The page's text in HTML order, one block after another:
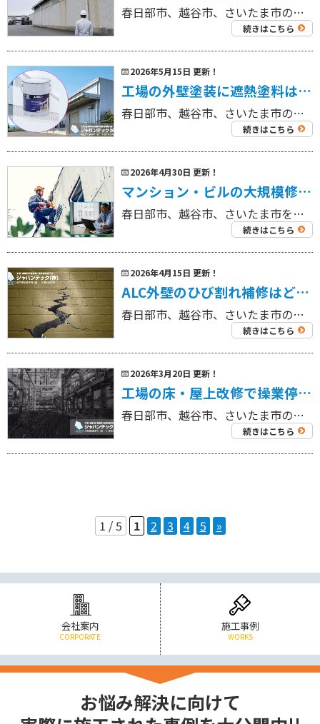
春日部市、越谷市、さいたま市の工場を中心に外壁塗装工事・屋根塗装工事、リフォーム工事を専門にしている 工場・倉庫の外壁塗装・屋根塗装専門店ジャパンテック（株）です！ 代表取締役の奈良部です！ 工場の雨漏りは、一般住宅の雨 […]
続きはこちら
2026年5月15日 更新！
工場の外壁塗装に遮熱塗料は必要？暑さ対策とメンテナンスを同時に考えるポイント
春日部市、越谷市、さいたま市の工場を中心に外壁塗装工事・屋根塗装工事、リフォーム工事を専門にしている 工場・倉庫の外壁塗装・屋根塗装専門店ジャパンテック（株）です！ 代表取締役の奈良部です！ 工場の夏場の暑さは、作業環境 […]
続きはこちら
2026年4月30日 更新！
マンション・ビルの大規模修繕費用相場は？越谷市・春日部市・さいたま市の管理組合・オーナーが失敗しない見積比較のポイント
春日部市、越谷市、さいたま市を中心に外壁塗装工事・屋根塗装工事、リフォーム工事を専門にしている 工場・倉庫の外壁塗装・屋根塗装専門店ジャパンテック（株）です！ 代表取締役の奈良部です！ 大規模修繕を考え始めると、多くの管 […]
続きはこちら
2026年4月15日 更新！
ALC外壁のひび割れ補修はどう進める？越谷市・春日部市・さいたま市の工場・倉庫オーナー向けに原因・補修方法・費用目安を解説
春日部市、越谷市、さいたま市の工場を中心に外壁塗装工事・屋根塗装工事、リフォーム工事を専門にしている 工場・倉庫の外壁塗装・屋根塗装専門店ジャパンテック（株）です！ 代表取締役の奈良部です！ ALC外壁は、工場や倉庫、事 […]
続きはこちら
2026年3月20日 更新！
工場の床・屋上改修で操業停止を最小限に！塗り床・防水工事の工法比較と失敗しない業者選び
春日部市、越谷市、さいたま市の工場を中心に外壁塗装工事・屋根塗装工事、リフォーム工事を専門にしている 工場・倉庫の外壁塗装・屋根塗装専門店ジャパンテック（株）です！ 代表取締役の奈良部です！ 工場や倉庫の床や屋上は、日々 […]
続きはこちら
1 / 5 1 2 3 4 5 »
会社案内
CORPORATE
施工事例
WORKS
お悩み解決に向けて